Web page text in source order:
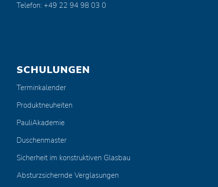
Telefon: +49 22 94 98 03 0
SCHULUNGEN
Terminkalender
Produktneuheiten
PauliAkademie
Duschenmaster
Sicherheit im konstruktiven Glasbau
Absturzsichernde Verglasungen